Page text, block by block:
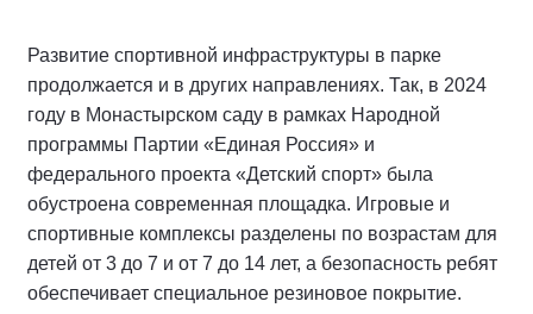
Развитие спортивной инфраструктуры в парке
продолжается и в других направлениях. Так, в 2024
году в Монастырском саду в рамках Народной
программы Партии «Единая Россия» и
федерального проекта «Детский спорт» была
обустроена современная площадка. Игровые и
спортивные комплексы разделены по возрастам для
детей от 3 до 7 и от 7 до 14 лет, а безопасность ребят
обеспечивает специальное резиновое покрытие.